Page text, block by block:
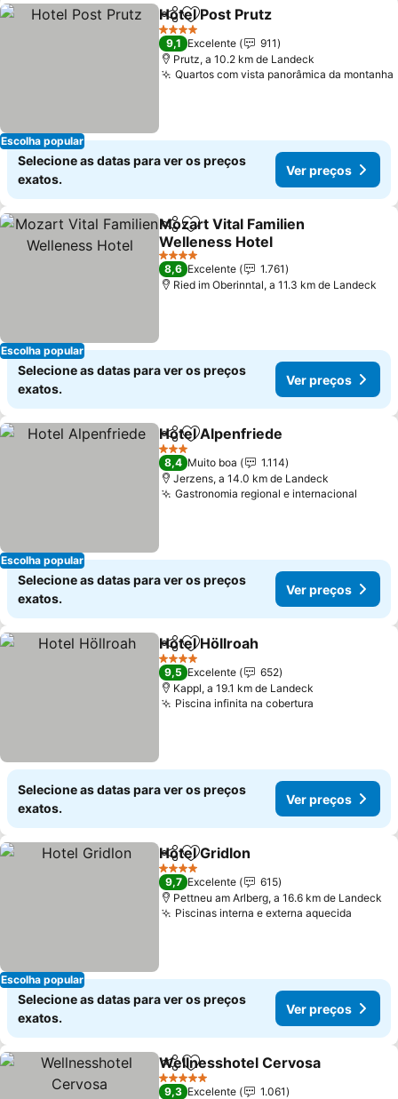
Escolha popular
PartilharAdicionar aos favoritos
Hotel Post Prutz
4 Estrelas
9,1 Excelente
911
Prutz, a 10.2 km de Landeck
Quartos com vista panorâmica da montanha
Selecione as datas para ver os preços
exatos.
Ver preços
Escolha popular
PartilharAdicionar aos favoritos
Mozart Vital Familien
Welleness Hotel
4 Estrelas
8,6 Excelente
1.761
Ried im Oberinntal, a 11.3 km de Landeck
Selecione as datas para ver os preços
exatos.
Ver preços
Escolha popular
PartilharAdicionar aos favoritos
Hotel Alpenfriede
3 Estrelas
8,4 Muito boa
1.114
Jerzens, a 14.0 km de Landeck
Gastronomia regional e internacional
Selecione as datas para ver os preços
exatos.
Ver preços
PartilharAdicionar aos favoritos
Hotel Höllroah
4 Estrelas
9,5 Excelente
652
Kappl, a 19.1 km de Landeck
Piscina infinita na cobertura
Selecione as datas para ver os preços
exatos.
Ver preços
Escolha popular
PartilharAdicionar aos favoritos
Hotel Gridlon
4 Estrelas
9,7 Excelente
615
Pettneu am Arlberg, a 16.6 km de Landeck
Piscinas interna e externa aquecida
Selecione as datas para ver os preços
exatos.
Ver preços
PartilharAdicionar aos favoritos
Wellnesshotel Cervosa
5 Estrelas
9,3 Excelente
1.061